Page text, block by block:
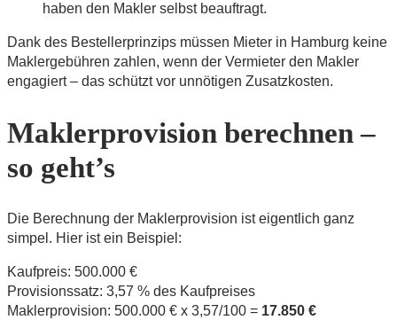
haben den Makler selbst beauftragt.
Dank des Bestellerprinzips müssen Mieter in Hamburg keine
Maklergebühren zahlen, wenn der Vermieter den Makler
engagiert – das schützt vor unnötigen Zusatzkosten.
Maklerprovision berechnen –
so geht’s
Die Berechnung der Maklerprovision ist eigentlich ganz
simpel. Hier ist ein Beispiel:
Kaufpreis: 500.000 €
Provisionssatz: 3,57 % des Kaufpreises
Maklerprovision: 500.000 € x 3,57/100 = 17.850 €